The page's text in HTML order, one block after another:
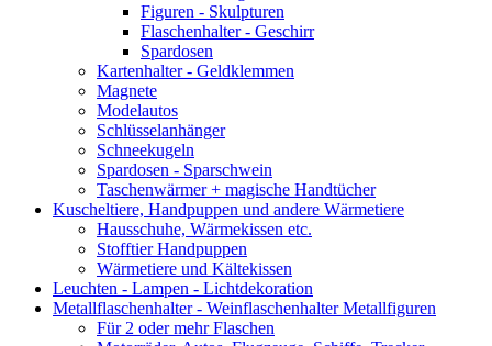
Figuren - Skulpturen
Flaschenhalter - Geschirr
Spardosen
Kartenhalter - Geldklemmen
Magnete
Modelautos
Schlüsselanhänger
Schneekugeln
Spardosen - Sparschwein
Taschenwärmer + magische Handtücher
Kuscheltiere, Handpuppen und andere Wärmetiere
Hausschuhe, Wärmekissen etc.
Stofftier Handpuppen
Wärmetiere und Kältekissen
Leuchten - Lampen - Lichtdekoration
Metallflaschenhalter - Weinflaschenhalter Metallfiguren
Für 2 oder mehr Flaschen